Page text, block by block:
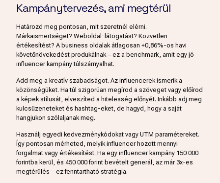
Kampánytervezés, ami megtérül
Határozd meg pontosan, mit szeretnél elérni.
Márkaismertséget? Weboldal-látogatást? Közvetlen
értékesítést? A business oldalak átlagosan +0,86%-os havi
követőnövekedést produkálnak – ez a benchmark, amit egy jó
influencer kampány túlszárnyalhat.
Add meg a kreatív szabadságot. Az influencerek ismerik a
közönségüket. Ha túl szigorúan megírod a szöveget vagy előírod
a képek stílusát, elveszíted a hitelesség előnyét. Inkább adj meg
kulcsüzeneteket és hashtag-eket, de hagyd, hogy a saját
hangjukon szólaljanak meg.
Használj egyedi kedvezménykódokat vagy UTM paramétereket.
Így pontosan mérheted, melyik influencer hozott mennyi
forgalmat vagy értékesítést. Ha egy influencer kampány 150 000
forintba kerül, és 450 000 forint bevételt generál, az már 3x-es
megtérülés – ez fenntartható stratégia.